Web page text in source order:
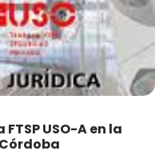
USO-A en la